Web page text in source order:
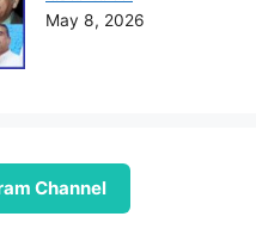
May 8, 2026
Channel